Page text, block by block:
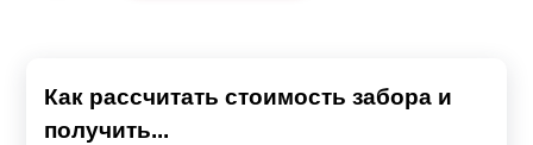
Как рассчитать стоимость забора и
получить...